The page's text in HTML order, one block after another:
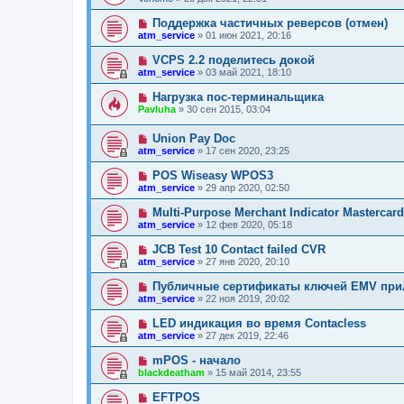
Поддержка частичных реверсов (отмен)
atm_service » 01 июн 2021, 20:16
VCPS 2.2 поделитесь докой
atm_service » 03 май 2021, 18:10
Нагрузка пос-терминальщика
Pavluha » 30 сен 2015, 03:04
Union Pay Doc
atm_service » 17 сен 2020, 23:25
POS Wiseasy WPOS3
atm_service » 29 апр 2020, 02:50
Multi-Purpose Merchant Indicator Mastercard
atm_service » 12 фев 2020, 05:18
JCB Test 10 Contact failed CVR
atm_service » 27 янв 2020, 20:10
Публичные сертификаты ключей EMV
atm_service » 22 ноя 2019, 20:02
LED индикация во время Contacless
atm_service » 27 дек 2019, 22:46
mPOS - начало
blackdeatham » 15 май 2014, 23:55
EFTPOS